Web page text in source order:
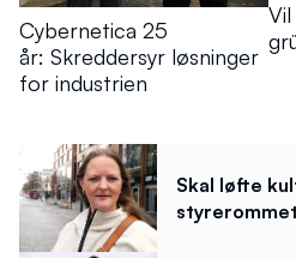
Cybernetica 25
år: Skreddersyr løsninger
for industrien
Skal løfte
styrerommet